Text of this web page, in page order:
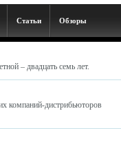
Статьи Обзоры
– двадцать семь лет.
компаний-дистрибьюторов